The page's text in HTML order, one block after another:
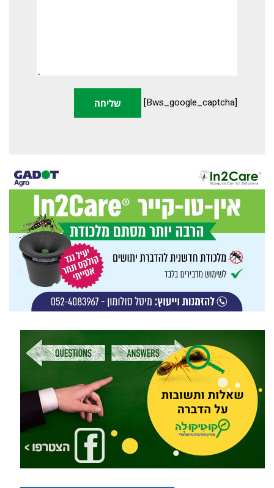
[bws_google_captcha]